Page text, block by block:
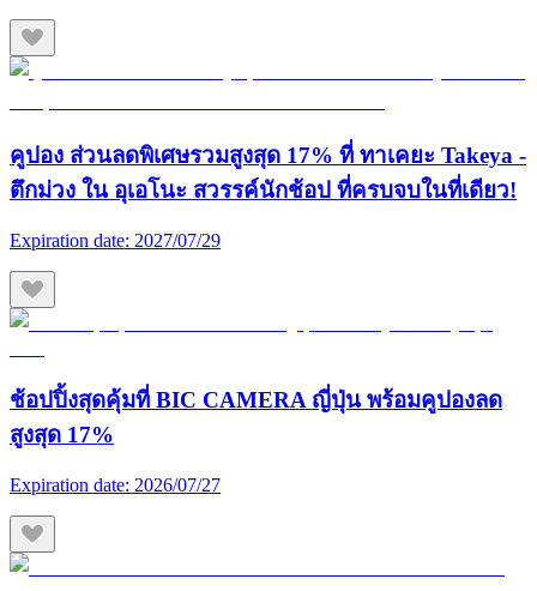
คูปอง ส่วนลดพิเศษรวมสูงสุด 17% ที่ ทาเคยะ Takeya -
ตึกม่วง ใน อุเอโนะ สวรรค์นักช้อป ที่ครบจบในที่เดียว!
Expiration date: 2027/07/29
ช้อปปิ้งสุดคุ้มที่ BIC CAMERA ญี่ปุ่น พร้อมคูปองลด
สูงสุด 17%
Expiration date: 2026/07/27